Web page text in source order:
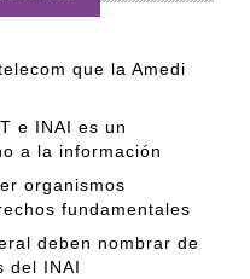
que la Amedi
e INAI es un
a la información
organismos
fundamentales
deben nombrar de
del INAI